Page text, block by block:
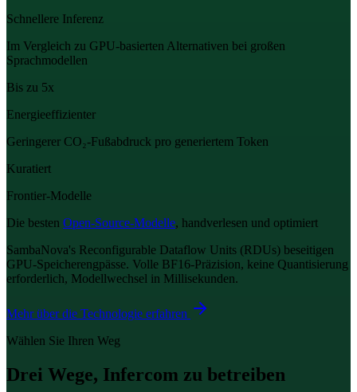
Schnellere Inferenz
Im Vergleich zu GPU-basierten Alternativen bei großen
Sprachmodellen
Bis zu 5x
Energieeffizienter
Geringerer CO₂-Fußabdruck pro generiertem Token
Kuratiert
Frontier-Modelle
Die besten Open-Source-Modelle, handverlesen und optimiert
SambaNova's Reconfigurable Dataflow Units (RDUs) beseitigen
GPU-Speicherengpässe. Volle BF16-Präzision, keine Quantisierung
erforderlich, Modellwechsel in Millisekunden.
Mehr über die Technologie erfahren
Wählen Sie Ihren Weg
Drei Wege, Infercom zu betreiben